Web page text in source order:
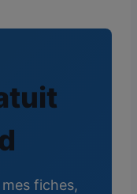
fiches,